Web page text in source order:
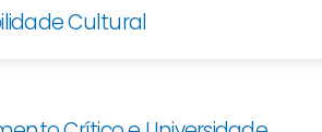
Cultural